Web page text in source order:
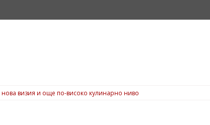
нова визия и още по-високо кулинарно ниво